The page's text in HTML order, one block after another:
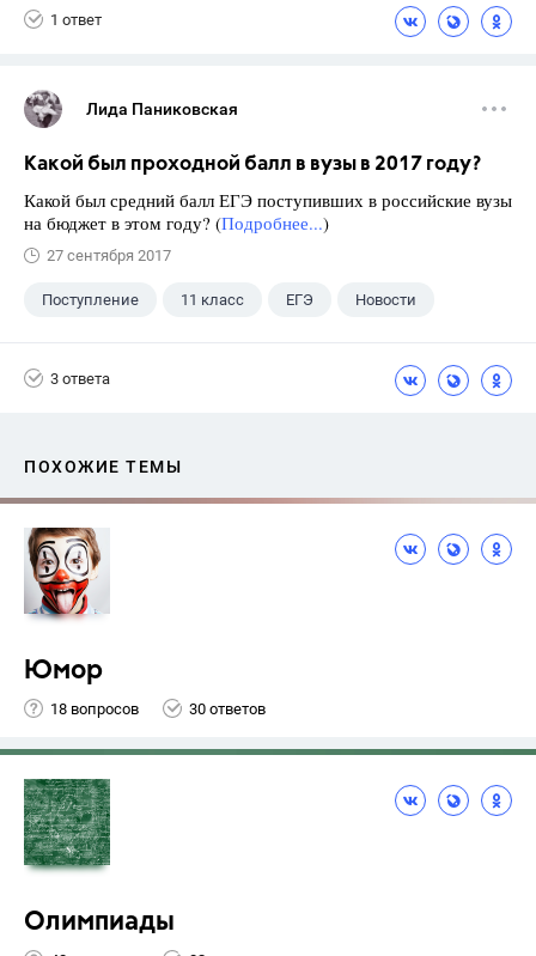
1 ответ
Лида Паниковская
Какой был проходной балл в вузы в 2017 году?
Какой был средний балл ЕГЭ поступивших в российские вузы
на бюджет в этом году? (Подробнее...)
27 сентября 2017
Поступление 11 класс ЕГЭ Новости
3 ответа
ПОХОЖИЕ ТЕМЫ
Юмор
18 вопросов 30 ответов
Олимпиады